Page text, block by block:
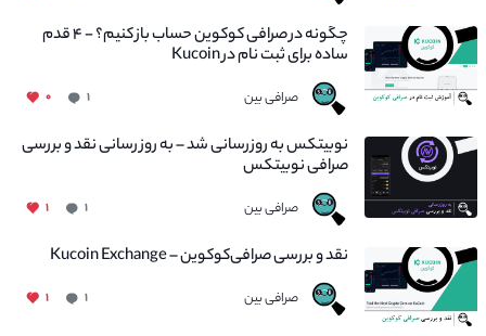
چگونه در صرافی کوکوین حساب باز کنیم؟ - ۴ قدم
ساده برای ثبت نام در Kucoin
صرافی بین ۱ ۰
نوبیتکس به روزرسانی شد – به روز رسانی نقد و بررسی
صرافی نوبیتکس
صرافی بین ۱ ۱
نقد و بررسی صرافی‌کوکوین – Kucoin Exchange
صرافی بین ۱ ۱